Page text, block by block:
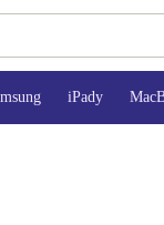
iPady